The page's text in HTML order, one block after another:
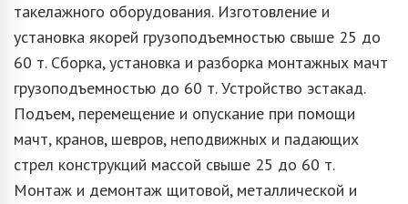
такелажного оборудования. Изготовление и
установка якорей грузоподъемностью свыше 25 до
60 т. Сборка, установка и разборка монтажных мачт
грузоподъемностью до 60 т. Устройство эстакад.
Подъем, перемещение и опускание при помощи
мачт, кранов, шевров, неподвижных и падающих
стрел конструкций массой свыше 25 до 60 т.
Монтаж и демонтаж щитовой, металлической и